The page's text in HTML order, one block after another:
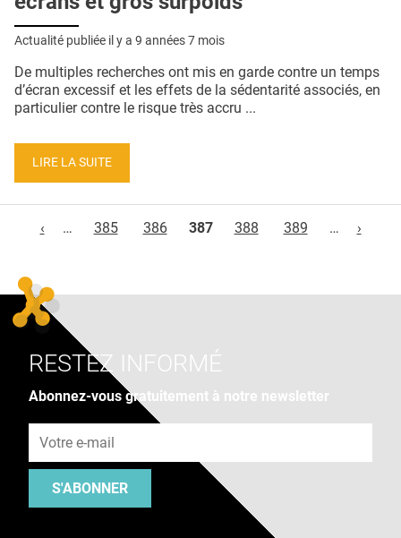
Actualité publiée il y a 9 années 7 mois
De multiples recherches ont mis en garde contre un temps
d’écran excessif et les effets de la sédentarité associés, en
particulier contre le risque très accru ...
LIRE LA SUITE
‹
… 385 386 387 388 389 … ›
RESTEZ INFORMÉ
Abonnez-vous gratuitement à notre newsletter
S'ABONNER